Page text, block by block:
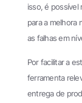
isso, é possível
para a
as falhas em
Por facilitar a
ferramenta
entrega de